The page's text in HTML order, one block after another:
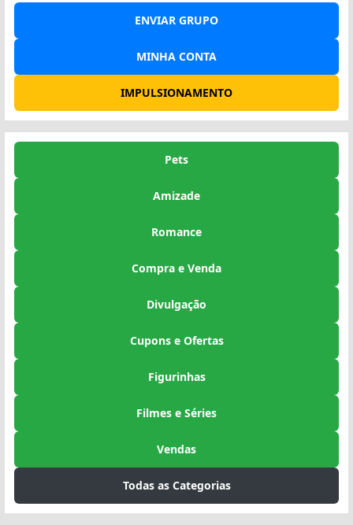
ENVIAR GRUPO
MINHA CONTA
IMPULSIONAMENTO
Pets
Amizade
Romance
Compra e Venda
Divulgação
Cupons e Ofertas
Figurinhas
Filmes e Séries
Vendas
Todas as Categorias